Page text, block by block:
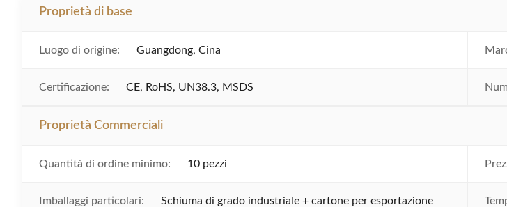
Proprietà di base
Luogo di origine: Guangdong, Cina
Certificazione: CE, RoHS, UN38.3, MSDS
Proprietà Commerciali
Quantità di ordine minimo: 10 pezzi
Imballaggi particolari:
Schiuma di grado industriale + cartone per esportazione